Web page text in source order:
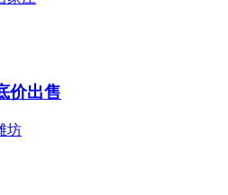
价出售
坊